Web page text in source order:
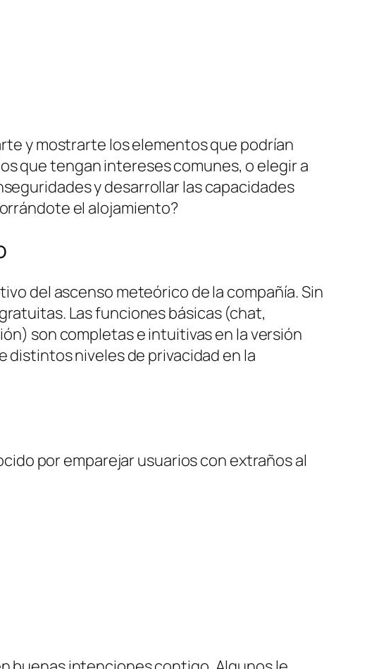
y mostrarte los elementos que podrían
que tengan intereses comunes, o elegir a
y desarrollar las capacidades
el alojamiento?
del ascenso meteórico de la compañía. Sin
Las funciones básicas (chat,
son completas e intuitivas en la versión
distintos niveles de privacidad en la
por emparejar usuarios con extraños al